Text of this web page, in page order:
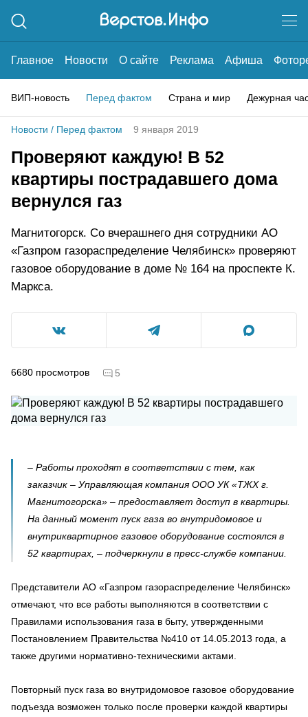
Главное Новости О сайте Реклама Афиша
ВИП-новость Перед фактом Страна и мир Дежурная
Новости / Перед фактом 9 января 2019
Проверяют каждую! В 52
квартиры пострадавшего дома
вернулся газ
Магнитогорск. Со вчерашнего дня сотрудники АО
«Газпром газораспределение Челябинск» проверяют
газовое оборудование в доме № 164 на проспекте К.
Маркса.
6680 просмотров 5
– Работы проходят в соответствии с тем, как
заказчик – Управляющая компания ООО УК «ТЖХ г.
Магнитогорска» – предоставляет доступ в квартиры.
На данный момент пуск газа во внутридомовое и
внутриквартирное газовое оборудование состоялся в
52 квартирах, – подчеркнули в пресс-службе компании.
Представители АО «Газпром газораспределение Челябинск»
отмечают, что все работы выполняются в соответствии с
Правилами использования газа в быту, утвержденными
Постановлением Правительства №410 от 14.05.2013 года, а
также другими нормативнo-техническими актами.
Повторный пуск газа во внутридомовое газовое оборудование
подъезда возможен только после проверки каждой квартиры